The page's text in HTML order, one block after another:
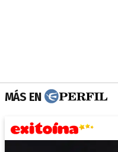
MÁS EN